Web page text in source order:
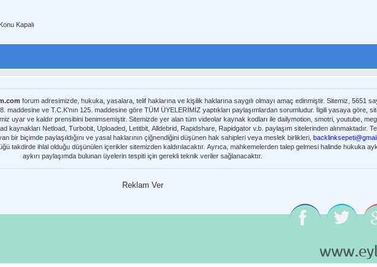
Konu Kapalı
forum adresimizde, hukuka, yasalara, telif haklarına ve kişilik haklarına saygılı olmayı amaç edinmiştir. Sitemiz, 5651
maddesine ve T.C.K’nın 125. maddesine göre TÜM ÜYELERİMİZ yaptıkları paylaşımlardan sorumludur. İlgili yasaya göre,
uyar ve kaldır prensibini benimsemiştir. Sitemizde yer alan tüm videolar kaynak kodları ile dailymotion, smotri, youtube,
Telif hakları sorumluluğu bu
bir biçimde paylaşıldığını ve yasal haklarının çiğnendiğini düşünen hak sahipleri veya meslek birlikleri,
takdirde ihlal olduğu düşünülen içerikler sitemizden kaldırılacaktır. Ayrıca, mahkemelerden talep gelmesi halinde hukuka
aykırı paylaşımda bulunan üyelerin tespiti için gerekli teknik veriler sağlanacaktır.
Reklam Ver